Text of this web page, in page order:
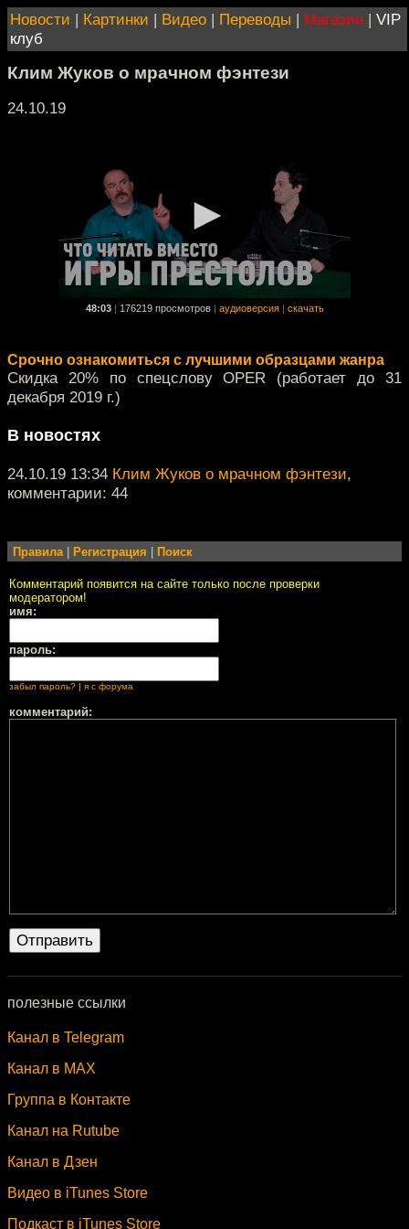
Новости | Картинки | Видео | Переводы | Магазин | VIP
клуб
Клим Жуков о мрачном фэнтези
24.10.19
48:03 176219 просмотров аудиоверсия скачать
Срочно ознакомиться с лучшими образцами жанра
Скидка 20% по спецслову OPER (работает до 31
декабря 2019 г.)
В новостях
24.10.19 13:34 Клим Жуков о мрачном фэнтези,
комментарии: 44
Правила| Регистрация Поиск
Комментарий появится на сайте только после проверки
модератором!
имя:
пароль:
забыл пароль? я с форума
комментарий:
полезные ссылки
Канал в Telegram
Канал в MAX
Группа в Контакте
Канал на Rutube
Канал в Дзен
Видео в iTunes Store
Подкаст в iTunes Store